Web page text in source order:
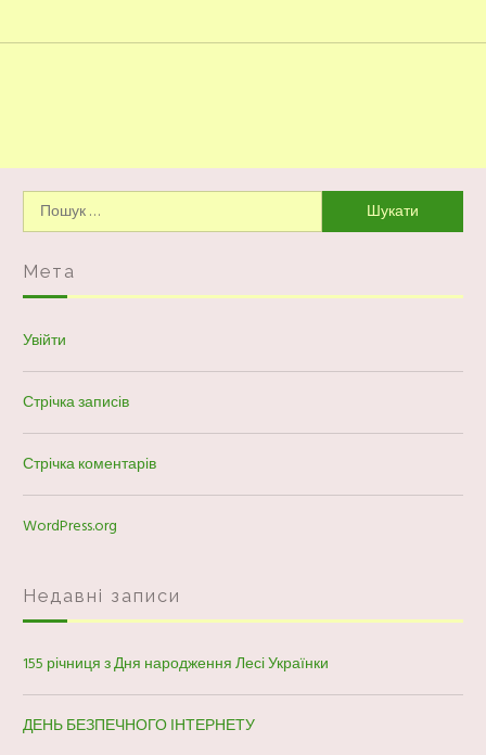
Пошук:
Мета
Увійти
Стрічка записів
Стрічка коментарів
WordPress.org
Недавні записи
155 річниця з Дня народження Лесі Українки
ДЕНЬ БЕЗПЕЧНОГО ІНТЕРНЕТУ